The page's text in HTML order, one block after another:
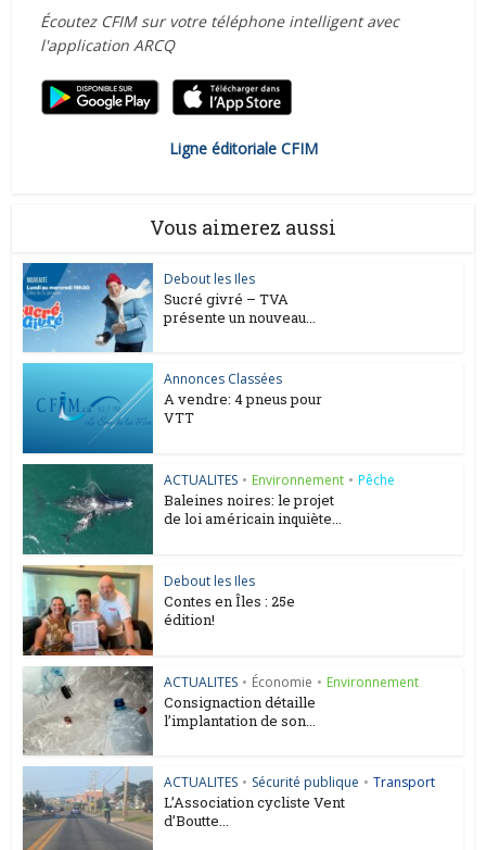
Écoutez CFIM sur votre téléphone intelligent avec
l'application ARCQ
Ligne éditoriale CFIM
Vous aimerez aussi
Debout les Iles
Sucré givré – TVA
présente un nouveau...
Annonces Classées
A vendre: 4 pneus pour
VTT
ACTUALITES • Environnement • Pêche
Baleines noires: le projet
de loi américain inquiète...
Debout les Iles
Contes en Îles : 25e
édition!
ACTUALITES • Économie • Environnement
Consignaction détaille
l’implantation de son...
ACTUALITES • Sécurité publique • Transport
L’Association cycliste Vent
d’Boutte...